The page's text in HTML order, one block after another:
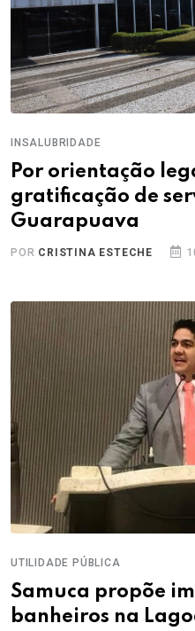
INSALUBRIDADE
Por orientação
gratificação de
Guarapuava
POR CRISTINA ESTECHE
UTILIDADE PÚBLICA
Samuca propõe
banheiros na